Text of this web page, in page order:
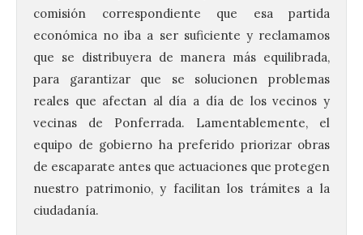
comisión correspondiente que esa partida
económica no iba a ser suficiente y reclamamos
que se distribuyera de manera más equilibrada,
para garantizar que se solucionen problemas
reales que afectan al día a día de los vecinos y
vecinas de Ponferrada. Lamentablemente, el
equipo de gobierno ha preferido priorizar obras
de escaparate antes que actuaciones que protegen
nuestro patrimonio, y facilitan los trámites a la
ciudadanía.